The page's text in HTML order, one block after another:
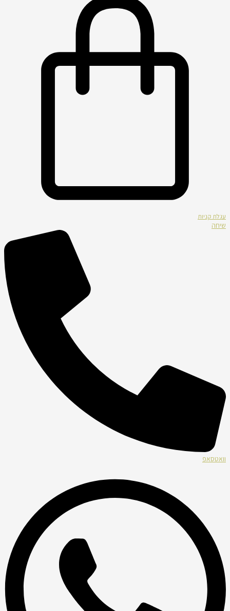
עגלת קניות
שיחה
וואטסאפ